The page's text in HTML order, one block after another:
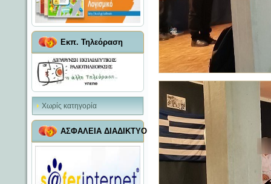
Εκπ. Τηλεόραση
Χωρίς κατηγορία
ΑΣΦΑΛΕΙΑ ΔΙΑΔΙΚΤΥΟ